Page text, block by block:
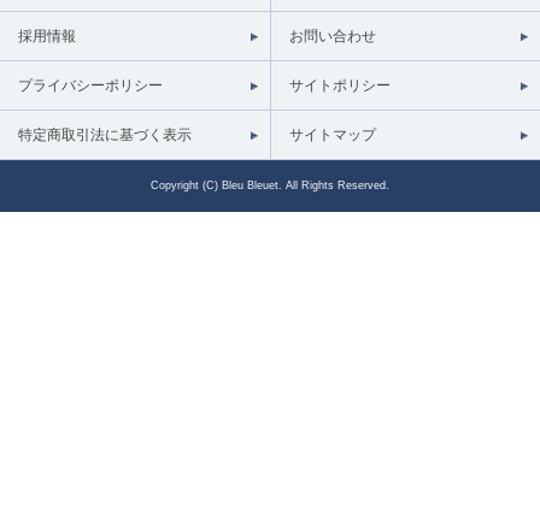
採用情報 お問い合わせ
プライバシーポリシー サイトポリシー
特定商取引法に基づく表示 サイトマップ
Copyright (C) Bleu Bleuet. All Rights Reserved.